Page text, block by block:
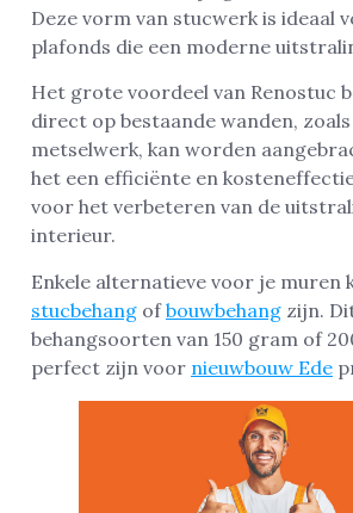
Deze vorm van stucwerk is ideaal
plafonds die een moderne
Het grote voordeel van Renostuc
direct op bestaande wanden,
metselwerk, kan worden
het een efficiënte en
voor het verbeteren van de
interieur.
Enkele alternatieve voor je muren
stucbehang ofbouwbehang zijn.
behangsoorten van 150 gram of
perfect zijn voor nieuwbouw Ede